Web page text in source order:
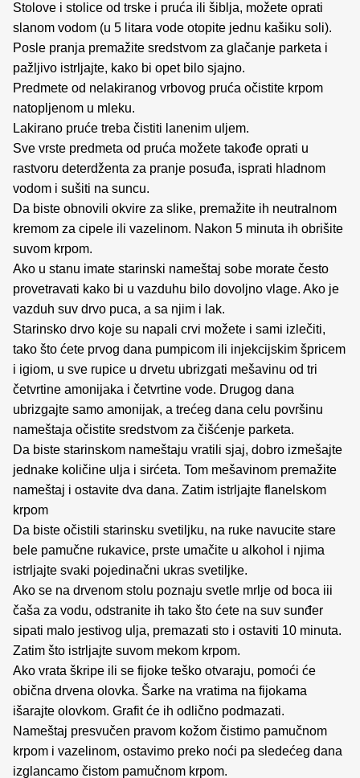
Stolove i stolice od trske i pruća ili šiblja, možete oprati
slanom vodom (u 5 litara vode otopite jednu kašiku soli).
Posle pranja premažite sredstvom za glačanje parketa i
pažljivo istrljajte, kako bi opet bilo sjajno.
Predmete od nelakiranog vrbovog pruća očistite krpom
natopljenom u mleku.
Lakirano pruće treba čistiti lanenim uljem.
Sve vrste predmeta od pruća možete takođe oprati u
rastvoru deterdženta za pranje posuđa, isprati hladnom
vodom i sušiti na suncu.
Da biste obnovili okvire za slike, premažite ih neutralnom
kremom za cipele ili vazelinom. Nakon 5 minuta ih obrišite
suvom krpom.
Ako u stanu imate starinski nameštaj sobe morate često
provetravati kako bi u vazduhu bilo dovoljno vlage. Ako je
vazduh suv drvo puca, a sa njim i lak.
Starinsko drvo koje su napali crvi možete i sami izlečiti,
tako što ćete prvog dana pumpicom ili injekcijskim špricem
i igiom, u sve rupice u drvetu ubrizgati mešavinu od tri
četvrtine amonijaka i četvrtine vode. Drugog dana
ubrizgajte samo amonijak, a trećeg dana celu površinu
nameštaja očistite sredstvom za čišćenje parketa.
Da biste starinskom nameštaju vratili sjaj, dobro izmešajte
jednake količine ulja i sirćeta. Tom mešavinom premažite
nameštaj i ostavite dva dana. Zatim istrljajte flanelskom
krpom
Da biste očistili starinsku svetiljku, na ruke navucite stare
bele pamučne rukavice, prste umačite u alkohol i njima
istrljajte svaki pojedinačni ukras svetiljke.
Ako se na drvenom stolu poznaju svetle mrlje od boca iii
čaša za vodu, odstranite ih tako što ćete na suv sunđer
sipati malo jestivog ulja, premazati sto i ostaviti 10 minuta.
Zatim što istrljajte suvom mekom krpom.
Ako vrata škripe ili se fijoke teško otvaraju, pomoći će
obična drvena olovka. Šarke na vratima na fijokama
išarajte olovkom. Grafit će ih odlično podmazati.
Nameštaj presvučen pravom kožom čistimo pamučnom
krpom i vazelinom, ostavimo preko noći pa sledećeg dana
izglancamo čistom pamučnom krpom.